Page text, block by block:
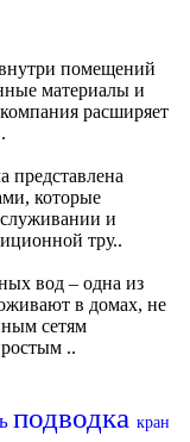
помещений
материалы и
расширяет
представлена
которые
и
тру..
вод – одна из
в домах, не
сетям
..
подводка кран